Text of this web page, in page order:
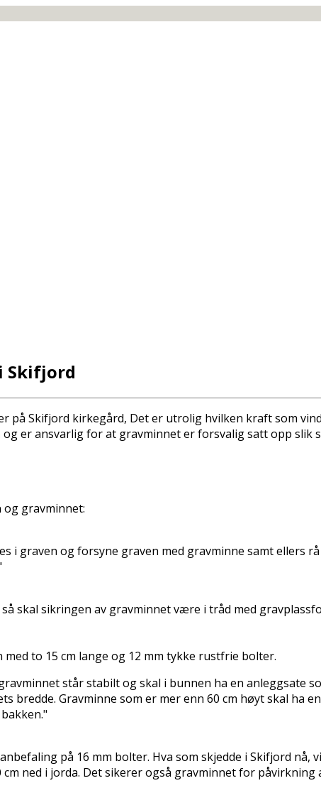
Skifjord
på Skifjord kirkegård, Det er utrolig hvilken kraft som
er ansvarlig for at gravminnet er forsvalig satt opp
gravminnet:
i graven og forsyne graven med gravminne samt ellers
skal sikringen av gravminnet være i tråd med
to 15 cm lange og 12 mm tykke rustfrie bolter.
står stabilt og skal i bunnen ha en anleggsflate
bredde. Gravminne som er mer enn 60 cm høyt skal ha
på 16 mm bolter. Hva som skjedde i Skifjord
ned i jorda. Det sikerer også gravminnet for påvirkning